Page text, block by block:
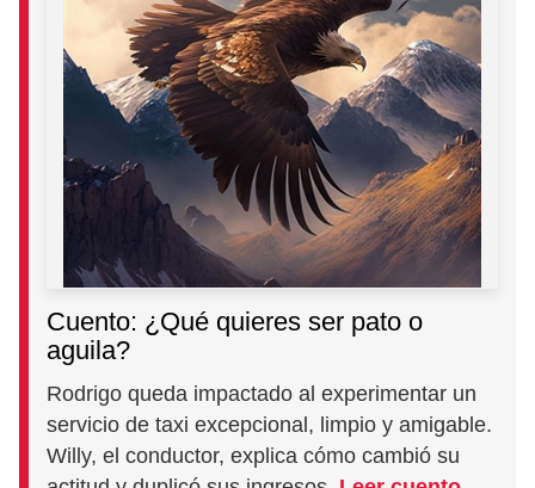
Cuento: ¿Qué quieres ser pato o
aguila?
Rodrigo queda impactado al experimentar un
servicio de taxi excepcional, limpio y amigable.
Willy, el conductor, explica cómo cambió su